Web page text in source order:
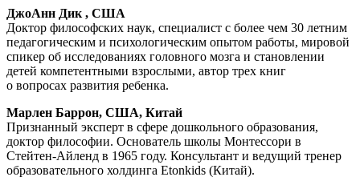
ДжоАнн Дик , США
Доктор философских наук, специалист с более чем 30 летним
педагогическим и психологическим опытом работы, мировой
спикер об исследованиях головного мозга и становлении
детей компетентными взрослыми, автор трех книг
о вопросах развития ребенка.
Марлен Баррон, США, Китай
Признанный эксперт в сфере дошкольного образования,
доктор философии. Основатель школы Монтессори в
Стейтен-Айленд в 1965 году. Консультант и ведущий тренер
образовательного холдинга Etonkids (Китай).